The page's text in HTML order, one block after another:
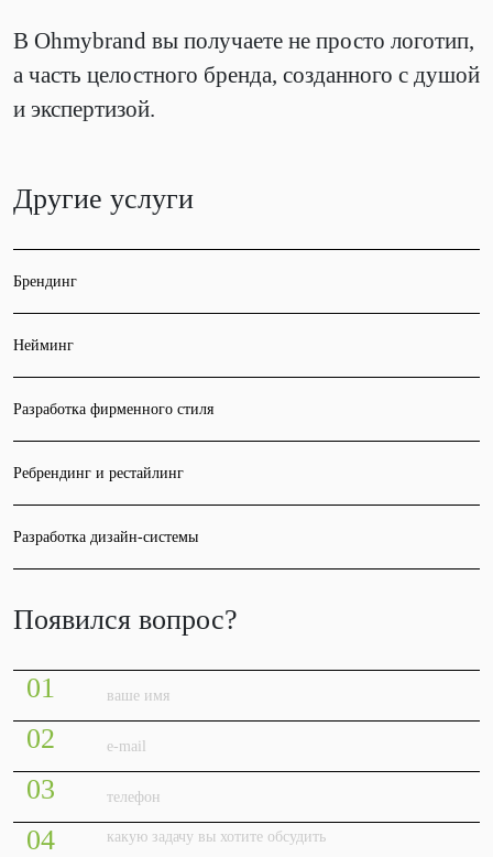
В Ohmybrand вы получаете не просто логотип,
а часть целостного бренда, созданного с душой
и экспертизой.
Другие услуги
Брендинг
Нейминг
Разработка фирменного стиля
Ребрендинг и рестайлинг
Разработка дизайн-системы
Появился вопрос?
01
02
03
04